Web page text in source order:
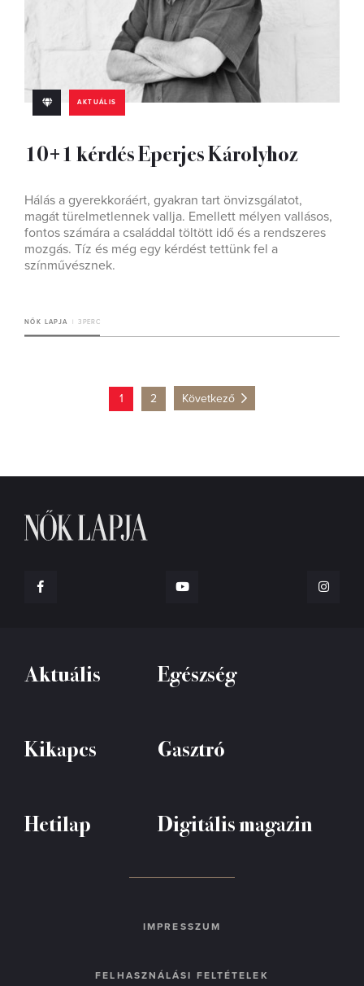
AKTUÁLIS
10+1 kérdés Eperjes Károlyhoz
Hálás a gyerekkoráért, gyakran tart önvizsgálatot,
magát türelmetlennek vallja. Emellett mélyen vallásos,
fontos számára a családdal töltött idő és a rendszeres
mozgás. Tíz és még egy kérdést tettünk fel a
színművésznek.
NŐK LAPJA 3 PERC
1 2 Következő
Aktuális Egészség
Kikapcs Gasztró
Hetilap Digitális magazin
IMPRESSZUM
FELHASZNÁLÁSI FELTÉTELEK